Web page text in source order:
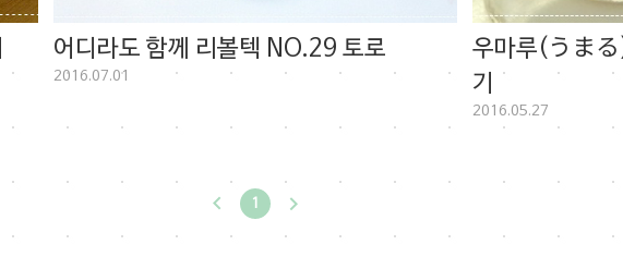
어디라도 함께 리볼텍 NO.29 토로
2016.07.01
우마루(うまる
기
2016.05.27
1